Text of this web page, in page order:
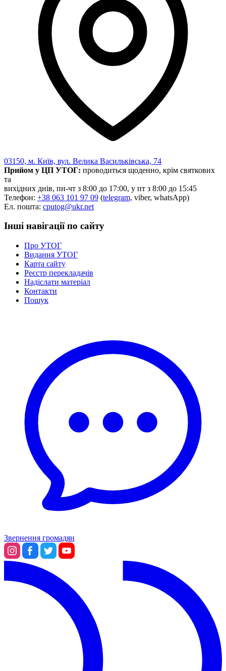
03150, м. Київ, вул. Велика Васильківська, 74
Прийом у ЦП УТОГ: проводиться щоденно, крім святкових
та
вихідних днів, пн-чт з 8:00 до 17:00, у пт з 8:00 до 15:45
Телефон: +38 063 101 97 09 (telegram, viber, whatsApp)
Ел. пошта: cputog@ukr.net
Інші навігації по сайту
Про УТОГ
Видання УТОГ
Карта сайту
Реєстр перекладачів
Надіслати матеріал
Контакти
Пошук
Звернення громадян